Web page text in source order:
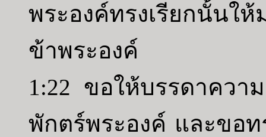
พระองค์ทรงเรียกนั้นให้
ข้าพระองค์
1:22 ขอให้บรรดาควา
พักตร์พระองค์ และขอ